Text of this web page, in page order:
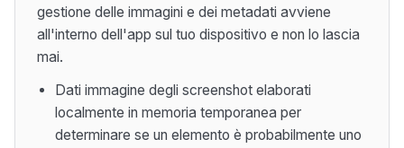
gestione delle immagini e dei metadati avviene
all'interno dell'app sul tuo dispositivo e non lo lascia
mai.
Dati immagine degli screenshot elaborati
localmente in memoria temporanea per
determinare se un elemento è probabilmente uno